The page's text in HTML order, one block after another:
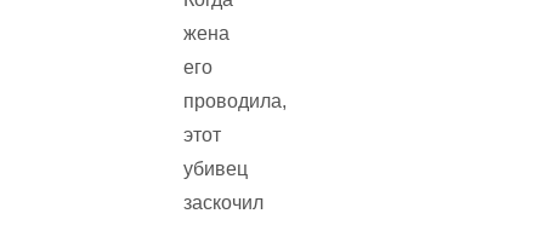
жена
его
проводила,
этот
убивец
заскочил